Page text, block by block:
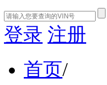
登录 注册
首页/